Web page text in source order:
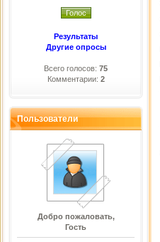
Результаты
Другие опросы
Всего голосов: 75
Комментарии: 2
Пользователи
Добро пожаловать,
Гость